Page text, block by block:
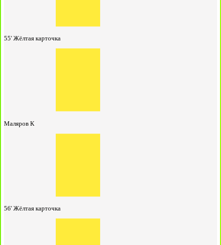
55' Жёлтая карточка
Маляров К
56' Жёлтая карточка